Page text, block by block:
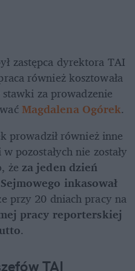
zastępca dyrektora TAI
również kosztowała
za prowadzenie
Magdalena Ogórek.
prowadził również inne
pozostałych nie zostały
że za jeden dzień
inkasował
przy 20 dniach pracy na
.
TAI